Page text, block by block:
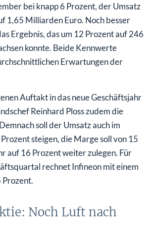
bei knapp 6 Prozent, der Umsatz
1,65 Milliarden Euro. Noch besser
Ergebnis, das um 12 Prozent auf 246
konnte. Beide Kennwerte
Erwartungen der
Auftakt in das neue Geschäftsjahr
Reinhard Ploss zudem die
soll der Umsatz auch im
steigen, die Marge soll von 15
auf 16 Prozent weiter zulegen. Für
rechnet Infineon mit einem
Prozent.
Noch Luft nach